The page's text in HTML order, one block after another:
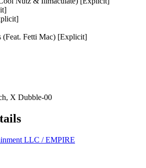
(Feat. Fetti Mac) [Explicit]
X Dubble-00
LLC / EMPIRE